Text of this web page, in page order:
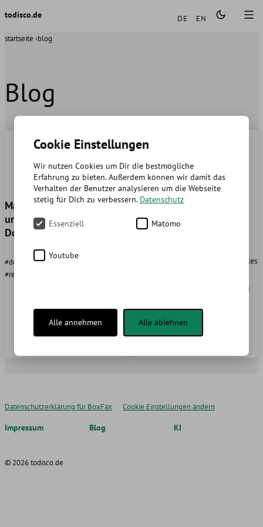
todisco.de Sprachen
DE
EN
startseite blog
Blog
MariaDB mySQL backup
und wiederherstellen in
Docker
#docker #mariadb #mysql #backup
#restore #wiederherstellen #SQL
wiederherstellen
Netzwerksicherheit spielt iptables
leistungsstarke Firewall-Lösung
Datenschutzerklärung für BoxFax Cookie Einstellungen ändern
Impressum Blog KI
© 2026 todisco.de
Cookie Einstellungen
Wir nutzen Cookies um Dir die bestmögliche
Erfahrung zu bieten. Außerdem können wir damit das
Verhalten der Benutzer analysieren um die Webseite
stetig für Dich zu verbessern. Datenschutz
Essenziell Matomo
Youtube
Alle annehmen Alle ablehnen